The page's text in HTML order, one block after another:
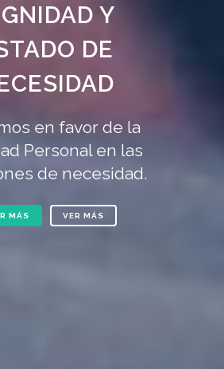
Y
DE
en favor de la
Personal en las
de necesidad.
VER MÁS